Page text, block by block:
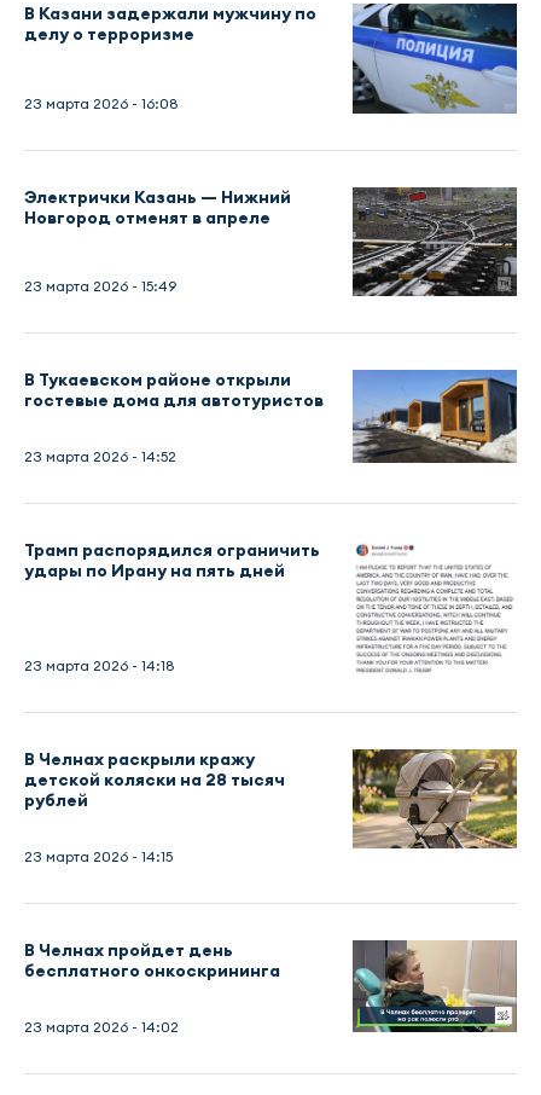
В Казани задержали мужчину по
делу о терроризме
23 марта 2026 - 16:08
Электрички Казань — Нижний
Новгород отменят в апреле
23 марта 2026 - 15:49
В Тукаевском районе открыли
гостевые дома для автотуристов
23 марта 2026 - 14:52
Трамп распорядился ограничить
удары по Ирану на пять дней
23 марта 2026 - 14:18
В Челнах раскрыли кражу
детской коляски на 28 тысяч
рублей
23 марта 2026 - 14:15
В Челнах пройдет день
бесплатного онкоскрининга
23 марта 2026 - 14:02